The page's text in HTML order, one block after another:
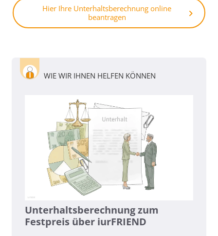
Hier Ihre Unterhaltsberechnung online
beantragen
WIE WIR IHNEN HELFEN KÖNNEN
Unterhaltsberechnung zum
Festpreis über iurFRIEND